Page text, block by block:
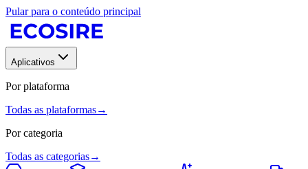
Pular para o conteúdo principal
Aplicativos
Por plataforma
Todas as plataformas→
Por categoria
Todas as categorias→